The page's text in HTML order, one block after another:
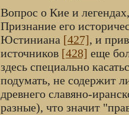
Вопрос о Кие и
Признание его
Юстиниана [427], и
источников [428] еще
здесь специально
подумать, не содержит
древнего славяно-
разные), что значит